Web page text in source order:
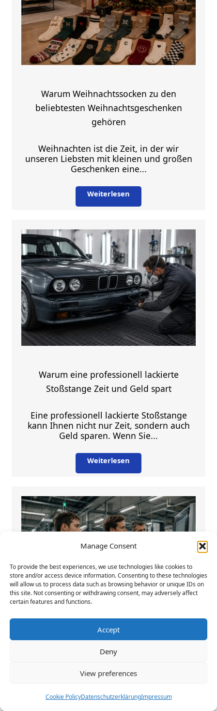
Manage Consent
To provide the best experiences, we use technologies like cookies to
store and/or access device information. Consenting to these technologies
will allow us to process data such as browsing behavior or unique IDs on
this site. Not consenting or withdrawing consent, may adversely affect
certain features and functions.
Accept
Deny
View preferences
Cookie PolicyDatenschutzerklärungImpressum
Warum Weihnachtssocken zu den
beliebtesten Weihnachtsgeschenken
gehören
Weihnachten ist die Zeit, in der wir
unseren Liebsten mit kleinen und großen
Geschenken eine...
Weiterlesen
Warum eine professionell lackierte
Stoßstange Zeit und Geld spart
Eine professionell lackierte Stoßstange
kann Ihnen nicht nur Zeit, sondern auch
Geld sparen. Wenn Sie...
Weiterlesen
Wie deutsche Unternehmen den
Fachkräftemangel durch Zeitarbeit aus
Polen lösen
Die deutsche Wirtschaft steht im Jahr 2026